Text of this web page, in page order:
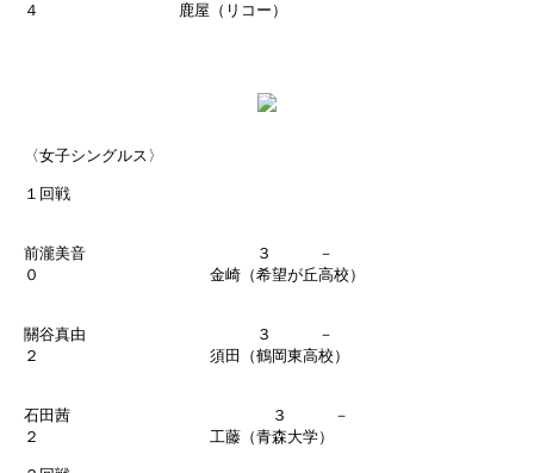
４ 鹿屋（リコー）
〈女子シングルス〉
１回戦
前瀧美音 ３ －
０ 金崎（希望が丘高校）
關谷真由 ３ －
２ 須田（鶴岡東高校）
石田茜 ３ －
２ 工藤（青森大学）